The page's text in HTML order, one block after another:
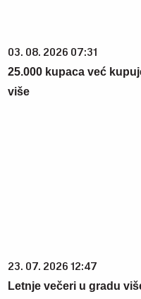
03. 08. 2026 07:31
25.000 kupaca već
više
23. 07. 2026 12:47
Letnje večeri u gradu